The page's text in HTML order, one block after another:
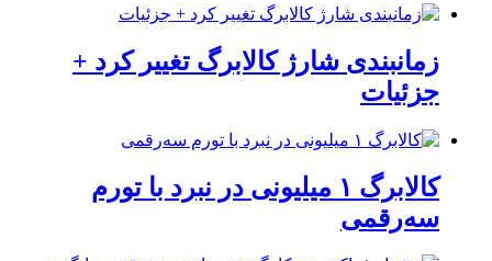
زمانبندی شارژ کالابرگ تغییر کرد +
جزئیات
کالابرگ ۱ میلیونی در نبرد با تورم
سه‌رقمی